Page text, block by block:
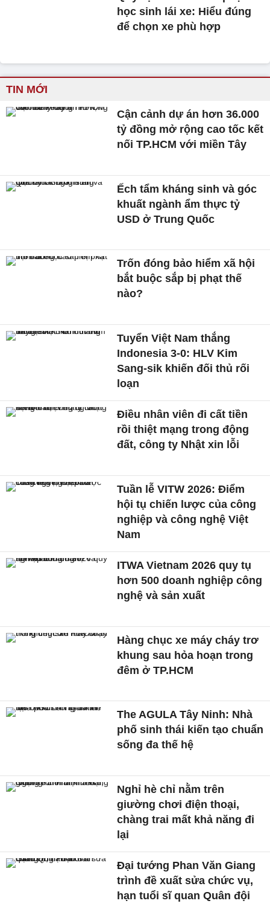
học sinh lái xe: Hiểu đúng
để chọn xe phù hợp
TIN MỚI
Cận cảnh dự án hơn 36.000
tỷ đồng mở rộng cao tốc kết
nối TP.HCM với miền Tây
Ếch tẩm kháng sinh và góc
khuất ngành ẩm thực tỷ
USD ở Trung Quốc
Trốn đóng bảo hiểm xã hội
bắt buộc sắp bị phạt thế
nào?
Tuyển Việt Nam thắng
Indonesia 3-0: HLV Kim
Sang-sik khiến đối thủ rối
loạn
Điều nhân viên đi cất tiền
rồi thiệt mạng trong động
đất, công ty Nhật xin lỗi
Tuần lễ VITW 2026: Điểm
hội tụ chiến lược của công
nghiệp và công nghệ Việt
Nam
ITWA Vietnam 2026 quy tụ
hơn 500 doanh nghiệp công
nghệ và sản xuất
Hàng chục xe máy cháy trơ
khung sau hỏa hoạn trong
đêm ở TP.HCM
The AGULA Tây Ninh: Nhà
phố sinh thái kiến tạo chuẩn
sống đa thế hệ
Nghỉ hè chỉ nằm trên
giường chơi điện thoại,
chàng trai mất khả năng đi
lại
Đại tướng Phan Văn Giang
trình đề xuất sửa chức vụ,
hạn tuổi sĩ quan Quân đội